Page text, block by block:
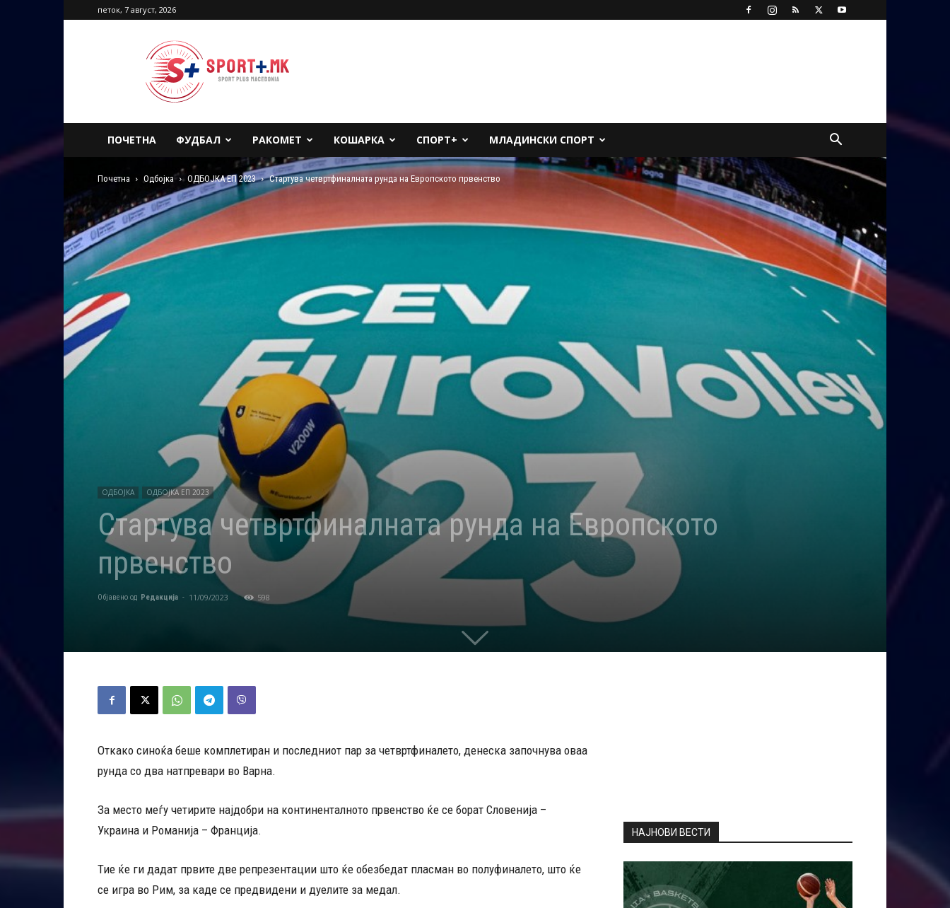
петок, 7 август, 2026
Sport
Plus
Macedonia
ПОЧЕТНА ФУДБАЛ РАКОМЕТ КОШАРКА СПОРТ+ МЛАДИНСКИ СПОРТ
Почетна Одбојка ОДБОЈКА ЕП 2023 Стартува четвртфиналната рунда на Европското првенство
ОДБОЈКА ОДБОЈКА ЕП 2023
Стартува четвртфиналната рунда на Европското
првенство
Објавено од Редакција - 11/09/2023 598
Откако синоќа беше комплетиран и последниот пар за четвртфиналето, денеска започнува оваа
рунда со два натпревари во Варна.
За место меѓу четирите најдобри на континенталното првенство ќе се борат Словенија –
Украина и Романија – Франција.
Тие ќе ги дадат првите две репрезентации што ќе обезбедат пласман во полуфиналето, што ќе
се игра во Рим, за каде се предвидени и дуелите за медал.
НАЈНОВИ ВЕСТИ